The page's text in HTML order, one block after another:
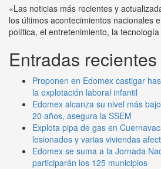
«Las noticias más recientes y
los últimos acontecimientos nacionales
política, el entretenimiento, la tecnología
Entradas recientes
Proponen en Edomex castigar
la explotación laboral infantil
Edomex alcanza su nivel más
20 años, asegura la SSEM
Explota pipa de gas en
lesionados y varias viviendas
Edomex se suma a la Jornada
participarán los 125 municipios